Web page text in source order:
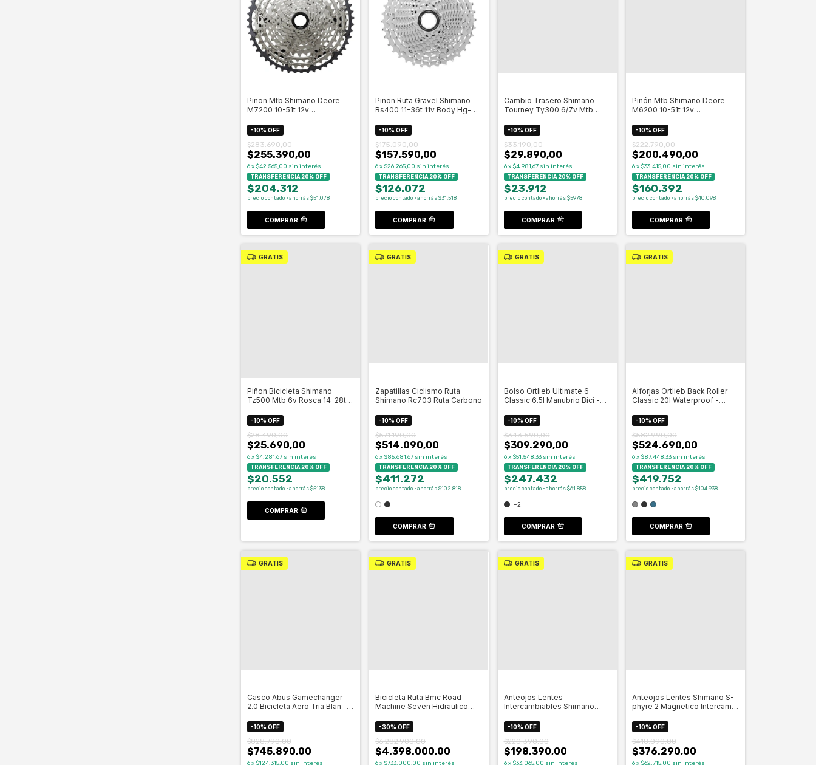
Piñon Mtb Shimano Deore
M7200 10-51t 12v
-10% OFF
$255.390,00
$283.690,00
6x $42.565,00 sin interés
TRANSFERENCIA 20% OFF
$204.312
precio contado · ahorrás $51.078
COMPRAR
Piñon Ruta Gravel Shimano
Rs400 11-36t 11v Body Hg-
-10%OFF
$157.590,00
$175.090,00
6x $26.265,00 sin interés
TRANSFERENCIA 20% OFF
$126.072
precio contado · ahorrás $31.518
COMPRAR
Cambio Trasero Shimano
Tourney Ty300 6/7v Mtb
-10% OFF
$29.890,00
$33.190,00
6 x $4.981,67 sin interés
TRANSFERENCIA 20% OFF
$23.912
precio contado · ahorrás $5978
COMPRAR
Piñón Mtb Shimano Deore
M6200 10-51t 12v
-10% OFF
$200.490,00
$222.790,00
6x $33.415,00 sin interés
TRANSFERENCIA 20% OFF
$160.392
precio contado · ahorrás $40.098
COMPRAR
GRATIS
Piñon Bicicleta Shimano
Tz500 Mtb 6v Rosca 14-28t -
-10% OFF
$25.690,00
$28.490,00
6x $4.281,67 sin interés
TRANSFERENCIA 20% OFF
$20.552
precio contado · ahorrás $5138
COMPRAR
GRATIS
Zapatillas Ciclismo Ruta
Shimano Rc703 Ruta Carbono
-10%OFF
$514.090,00
$571.190,00
6x $85.681,67 sin interés
TRANSFERENCIA 20% OFF
$411.272
precio contado · ahorrás $102.818
COMPRAR
GRATIS
Bolso Ortlieb Ultimate 6
Classic 6.5l Manubrio Bici -
-10% OFF
$309.290,00
$343.590,00
6 x $51.548,33 sin interés
TRANSFERENCIA 20% OFF
$247.432
precio contado · ahorrás $61.858
+2
COMPRAR
GRATIS
Alforjas Ortlieb Back Roller
Classic 20l Waterproof -
-10% OFF
$524.690,00
$582.990,00
6x $87.448,33 sin interés
TRANSFERENCIA 20% OFF
$419.752
precio contado · ahorrás $104.938
COMPRAR
GRATIS
Casco Abus Gamechanger
2.0 Bicicleta Aero Tria Blan -
-10% OFF
$745.890,00
$828.790,00
6x $124.315,00 sin interés
GRATIS
Bicicleta Ruta Bmc Road
Machine Seven Hidraulico
-30%OFF
$4.398.000,00
$6.282.900,00
6x $733.000,00 sin interés
GRATIS
Anteojos Lentes
Intercambiables Shimano
-10% OFF
$198.390,00
$220.390,00
6 x $33.065,00 sin interés
GRATIS
Anteojos Lentes Shimano S-
phyre 2 Magnetico Intercam-
-10% OFF
$376.290,00
$418.090,00
6x $62.715,00 sin interés